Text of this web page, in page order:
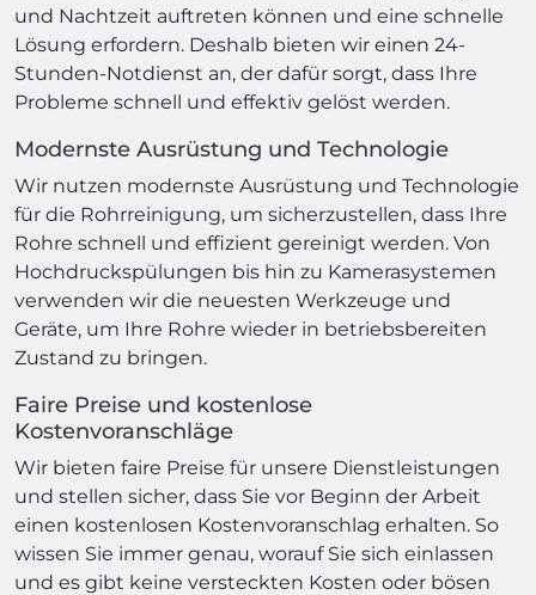
und Nachtzeit auftreten können und eine schnelle
Lösung erfordern. Deshalb bieten wir einen 24-
Stunden-Notdienst an, der dafür sorgt, dass Ihre
Probleme schnell und effektiv gelöst werden.
Modernste Ausrüstung und Technologie
Wir nutzen modernste Ausrüstung und Technologie
für die Rohrreinigung, um sicherzustellen, dass Ihre
Rohre schnell und effizient gereinigt werden. Von
Hochdruckspülungen bis hin zu Kamerasystemen
verwenden wir die neuesten Werkzeuge und
Geräte, um Ihre Rohre wieder in betriebsbereiten
Zustand zu bringen.
Faire Preise und kostenlose
Kostenvoranschläge
Wir bieten faire Preise für unsere Dienstleistungen
und stellen sicher, dass Sie vor Beginn der Arbeit
einen kostenlosen Kostenvoranschlag erhalten. So
wissen Sie immer genau, worauf Sie sich einlassen
und es gibt keine versteckten Kosten oder bösen